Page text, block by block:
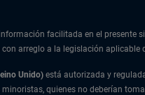
facilitada en el
arreglo a la legislación
Unido) está autorizada y
quienes no deberían